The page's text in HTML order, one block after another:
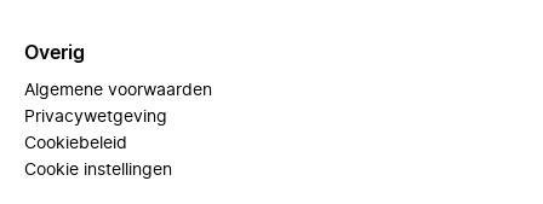
Overig
Algemene voorwaarden
Privacywetgeving
Cookiebeleid
Cookie instellingen